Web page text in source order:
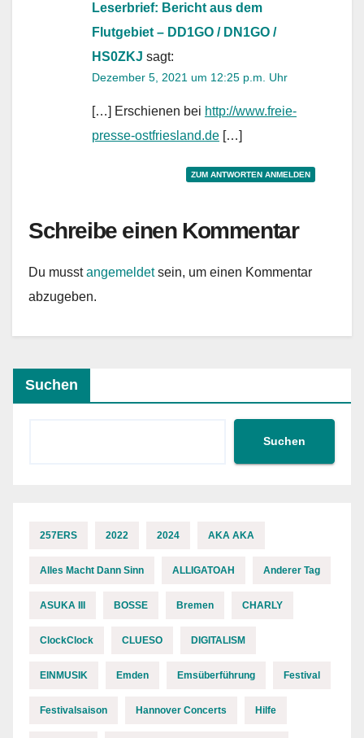
Leserbrief: Bericht aus dem
Flutgebiet – DD1GO / DN1GO /
HS0ZKJ sagt:
Dezember 5, 2021 um 12:25 p.m. Uhr
[…] Erschienen bei http://www.freie-
presse-ostfriesland.de […]
ZUM ANTWORTEN ANMELDEN
Schreibe einen Kommentar
Du musstangemeldetsein, um einen Kommentar
abzugeben.
Suchen
Suchen
257ERS 2022 2024 AKA AKA
Alles Macht Dann Sinn ALLIGATOAH Anderer Tag
ASUKA III BOSSE Bremen CHARLY
ClockClock CLUESO DIGITALISM
EINMUSIK Emden Emsüberführung Festival
Festivalsaison Hannover Concerts Hilfe